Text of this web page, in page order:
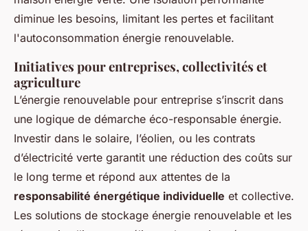
diminue les besoins, limitant les pertes et facilitant
l'autoconsommation énergie renouvelable.
Initiatives pour entreprises, collectivités et
agriculture
L’énergie renouvelable pour entreprise s’inscrit dans
une logique de démarche éco-responsable énergie.
Investir dans le solaire, l’éolien, ou les contrats
d’électricité verte garantit une réduction des coûts sur
le long terme et répond aux attentes de la
responsabilité énergétique individuelle et collective.
Les solutions de stockage énergie renouvelable et les